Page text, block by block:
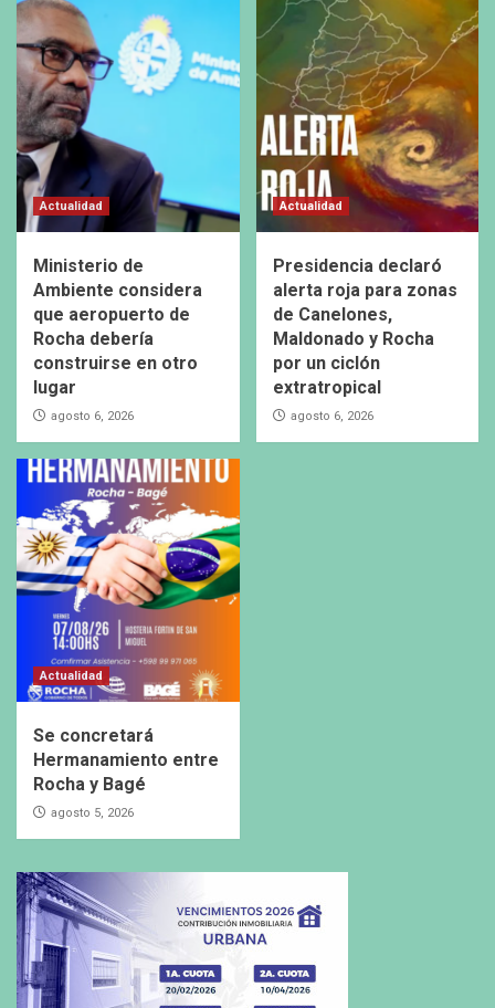
Actualidad
Ministerio de
Ambiente considera
que aeropuerto de
Rocha debería
construirse en otro
lugar
agosto 6, 2026
Actualidad
Presidencia declaró
alerta roja para zonas
de Canelones,
Maldonado y Rocha
por un ciclón
extratropical
agosto 6, 2026
Actualidad
Se concretará
Hermanamiento entre
Rocha y Bagé
agosto 5, 2026